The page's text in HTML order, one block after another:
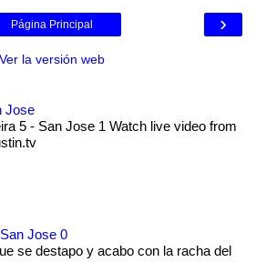
›
Página Principal
Ver la versión web
Jose
5 - San Jose 1 Watch live video from
Jose 0
se destapo y acabo con la racha del